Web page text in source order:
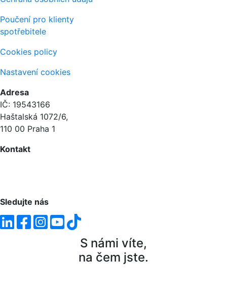
Poučení pro klienty
spotřebitele
Cookies policy
Nastavení cookies
Adresa
IČ: 19543166
Haštalská 1072/6,
110 00 Praha 1
Kontakt
Sledujte nás
S námi víte,
na čem jste.